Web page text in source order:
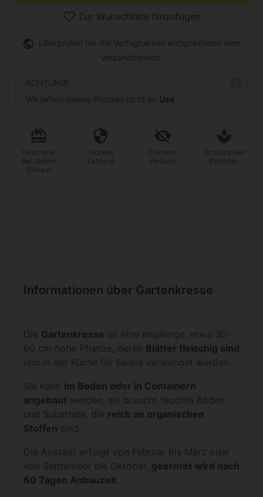
Zur Wunschliste hinzufügen
Überprüfen Sie die Verfügbarkeit entsprechend dem
Versandbereich.
ACHTUNG!
Wir liefern dieses Produkt nicht an Usa
Geschenk
Bei Jedem
Einkauf
Sichere
Zahlung
Diskreter
Versand
Schütze den
Planeten
Informationen über Gartenkresse
Die Gartenkresse ist eine einjährige, etwa 30-
60 cm hohe Pflanze, deren Blätter fleischig sind
und in der Küche für Salate verwendet werden.
Sie kann im Boden oder in Containern
angebaut werden, sie braucht feuchte Böden
und Substrate, die reich an organischen
Stoffen sind.
Die Aussaat erfolgt von Februar bis März oder
von September bis Oktober, geerntet wird nach
60 Tagen Anbauzeit.